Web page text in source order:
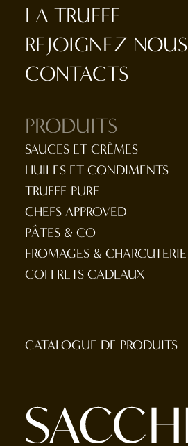
LA TRUFFE
REJOIGNEZ NOUS
CONTACTS
PRODUITS
SAUCES ET CRÈMES
HUILES ET CONDIMENTS
TRUFFE PURE
CHEFS APPROVED
PÂTES & CO
FROMAGES & CHARCUTERIE
COFFRETS CADEAUX
CATALOGUE DE PRODUITS